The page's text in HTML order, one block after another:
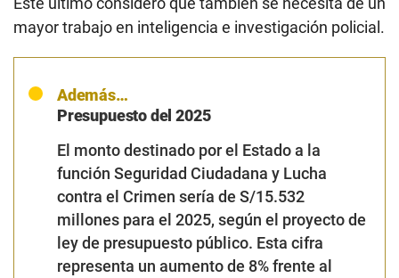
mayor trabajo en inteligencia e investigación policial.
Además…
Presupuesto del 2025
El monto destinado por el Estado a la
función Seguridad Ciudadana y Lucha
contra el Crimen sería de S/15.532
millones para el 2025, según el proyecto de
ley de presupuesto público. Esta cifra
representa un aumento de 8% frente al